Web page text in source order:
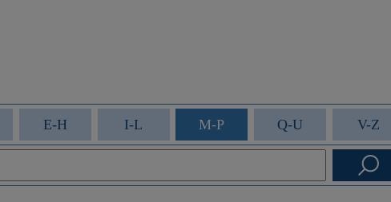
E-H I-L M-P Q-U V-Z